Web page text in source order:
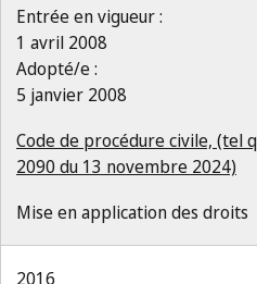
Entrée en vigueur :
1 avril 2008
Adopté/e :
5 janvier 2008
Code de procédure civile, (tel
2090 du 13 novembre 2024)
Mise en application des droits
2016